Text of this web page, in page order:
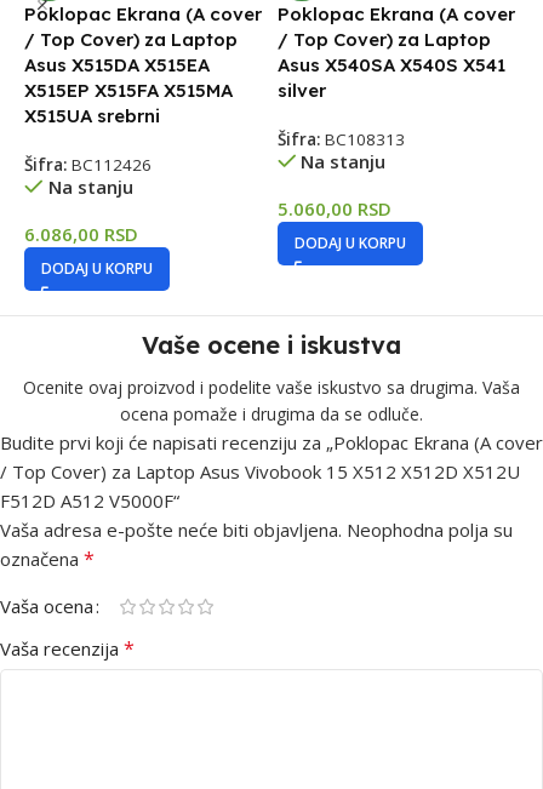
Poklopac Ekrana (A cover
/ Top Cover) za Laptop
Asus X515DA X515EA
X515EP X515FA X515MA
X515UA srebrni
Šifra: BC112426
Na stanju
6.086,00 RSD
DODAJ U KORPU
Poklopac Ekrana (A cover
/ Top Cover) za Laptop
Asus X540SA X540S X541
silver
Šifra: BC108313
Na stanju
5.060,00 RSD
DODAJ U KORPU
Vaše ocene i iskustva
Ocenite ovaj proizvod i podelite vaše iskustvo sa drugima. Vaša
ocena pomaže i drugima da se odluče.
Budite prvi koji će napisati recenziju za „Poklopac Ekrana (A cover
/ Top Cover) za Laptop Asus Vivobook 15 X512 X512D X512U
F512D A512 V5000F“
Vaša adresa e-pošte neće biti objavljena. Neophodna polja su
označena *
Vaša ocena
Vaša recenzija *